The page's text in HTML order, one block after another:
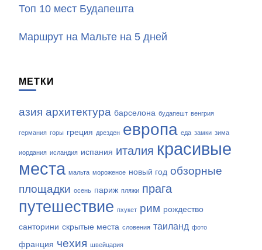
Топ 10 мест Будапешта
Маршрут на Мальте на 5 дней
МЕТКИ
азия архитектура барселона будапешт венгрия
германия горы греция дрезден европа еда замки зима
иордания исландия испания италия красивые
места мальта мороженое новый год обзорные
площадки осень париж пляжи прага
путешествие пхукет рим рождество
санторини скрытые места словения таиланд фото
франция чехия швейцария